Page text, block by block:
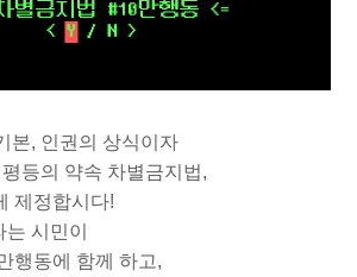
본, 인권의 상식이자
등의 약속 차별금지법,
제정합시다!
시민이
행동에 함께 하고,